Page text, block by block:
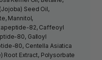
Seed Oil,
Mannitol,
82, Caffeoyl
80, Galloyl
80, Centella Asiatica
Root Extract, Polysorbate